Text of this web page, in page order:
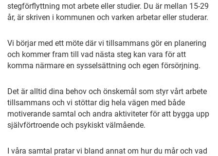
stegförflyttning mot arbete eller studier. Du är mellan 15-29
år, är skriven i kommunen och varken arbetar eller studerar.
Vi börjar med ett möte där vi tillsammans gör en planering
och kommer fram till vad nästa steg kan vara för att
komma närmare en sysselsättning och egen försörjning.
Det är alltid dina behov och önskemål som styr vårt arbete
tillsammans och vi stöttar dig hela vägen med både
motiverande samtal och andra aktiviteter för att bygga upp
självförtroende och psykiskt välmående.
I våra samtal pratar vi bland annat om hur du mår och vad